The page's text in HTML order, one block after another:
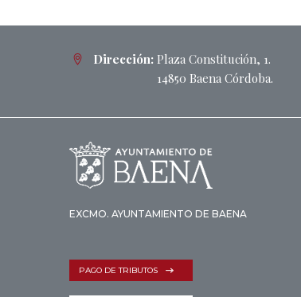
Dirección: Plaza Constitución, 1.
14850 Baena Córdoba.
EXCMO. AYUNTAMIENTO DE BAENA
PAGO DE TRIBUTOS